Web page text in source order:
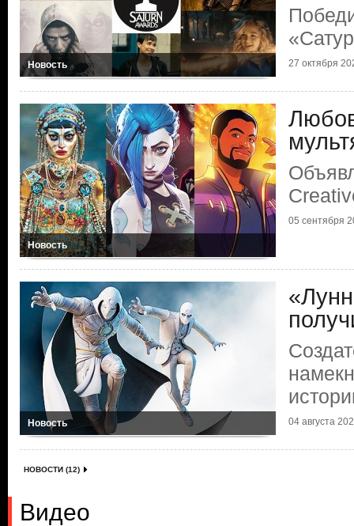
Новость 27 октября
Новость
05 сентября
Новость 04 августа
НОВОСТИ (12)
Видео